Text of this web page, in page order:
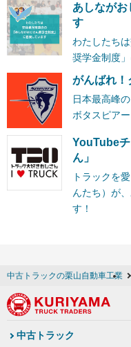
あしながお
す
わたしたち
奨学金制度
がんばれ！
日本最高峰
ボタスピア
YouTube
ん」
トラックを
んたち）が
す！
中古トラックの栗山自動車工業
中古トラック